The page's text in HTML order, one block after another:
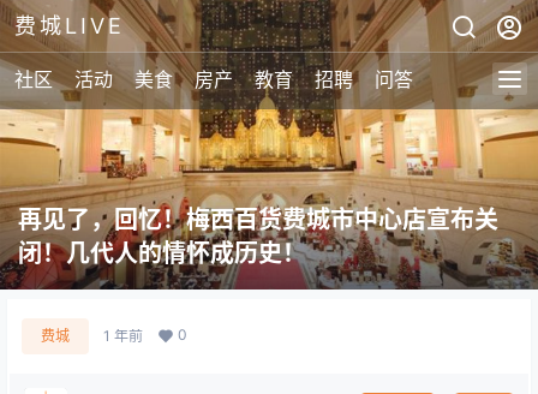
费城LIVE
社区 活动 美食 房产 教育 招聘 问答
再见了，回忆！梅西百货费城市中心店宣布关
闭！几代人的情怀成历史！
费城 1 年前 0